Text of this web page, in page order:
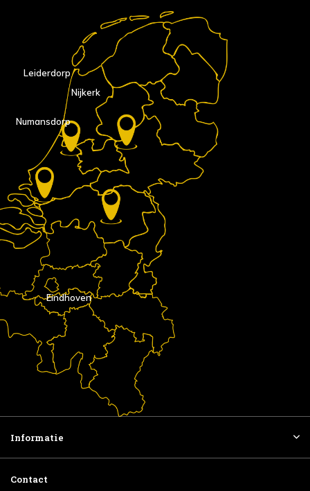
Eindhoven
Nijkerk
Numansdorp
Leiderdorp
Informatie
Contact